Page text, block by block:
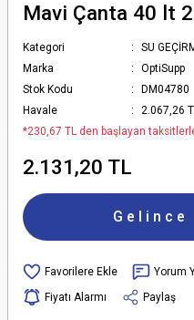
Mavi Çanta 40 lt
Kategori
SU
Marka
OptiSupp
Stok Kodu
DM04780
Havale
2.067,26
*230,67 TL den başlayan
2.131,20 TL
Gelince
Yorum
Fiyatı Alarmı
Paylaş